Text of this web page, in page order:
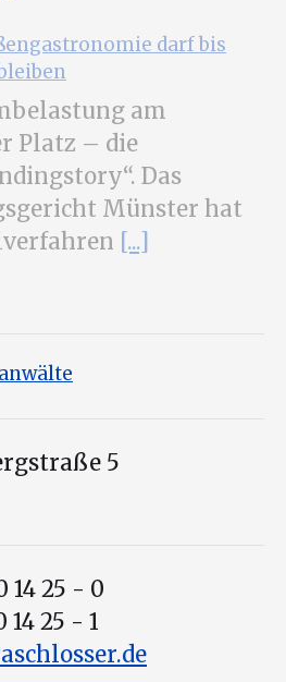
darf bis
am
Platz – die
Das
Münster hat
[...]
5
14 25 - 0
14 25 - 1